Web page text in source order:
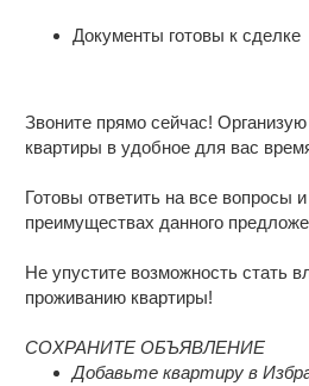
Документы готовы к сделке
Звоните прямо сейчас!
квартиры в удобное для вас
Готовы ответить на все вопросы
преимуществах данного
Не упустите возможность стать
проживанию квартиры!
СОХРАНИТЕ ОБЪЯВЛЕНИЕ
Добавьте квартиру в